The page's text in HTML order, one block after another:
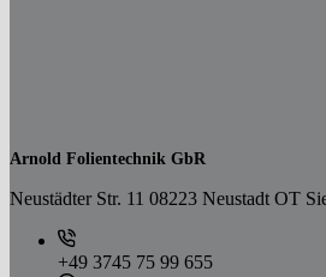
Arnold Folientechnik GbR
Neustädter Str. 11 08223 Neustadt OT
+49 3745 75 99 655